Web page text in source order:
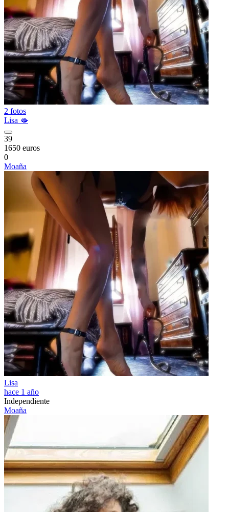
2 fotos
Lisa 🫦
39
1650 euros
0
Moaña
Lisa
hace 1 año
Independiente
Moaña